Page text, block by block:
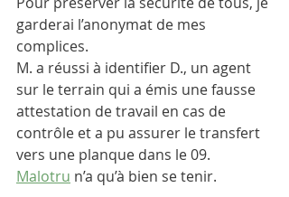
garderai l’anonymat de mes
complices.
M. a réussi à identifier D., un agent
sur le terrain qui a émis une fausse
attestation de travail en cas de
contrôle et a pu assurer le transfert
vers une planque dans le 09.
Malotru n’a qu’à bien se tenir.